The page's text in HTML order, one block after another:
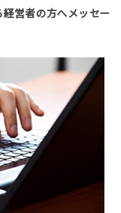
経営者の方へメッセー